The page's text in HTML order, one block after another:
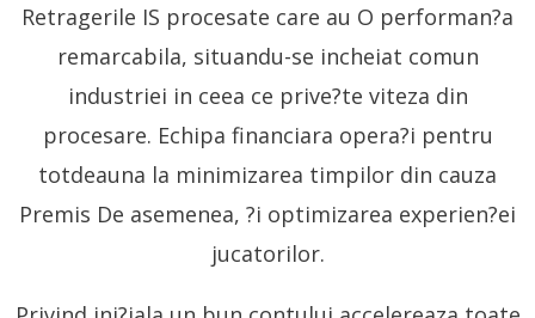
Retragerile IS procesate care au O performan?a
remarcabila, situandu-se incheiat comun
industriei in ceea ce prive?te viteza din
procesare. Echipa financiara opera?i pentru
totdeauna la minimizarea timpilor din cauza
Premis De asemenea, ?i optimizarea experien?ei
jucatorilor.